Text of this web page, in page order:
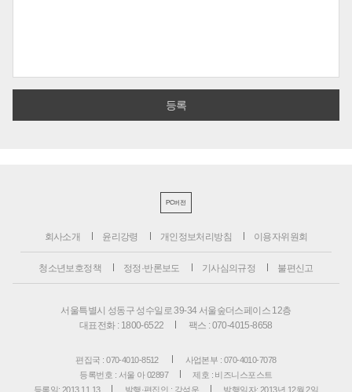
PC버전
회사소개 윤리강령 개인정보처리방침 이용자위원회
청소년보호정책 정정·반론보도 기사심의규정 불편신고
서울특별시 성동구 성수일로 39-34 서울숲더스페이스 12층
대표전화 : 1800-6522
팩스 : 070-4015-8658
편집국 : 070-4010-8512
사업본부 : 070-4010-7078
등록번호 : 서울 아 02897
제호 : 비즈니스포스트
등록일: 2013.11.13
발행·편집인 : 강석운 발행일자: 2013년 12월 2일